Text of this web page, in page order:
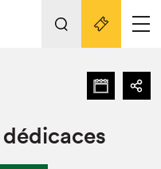
Nos activités